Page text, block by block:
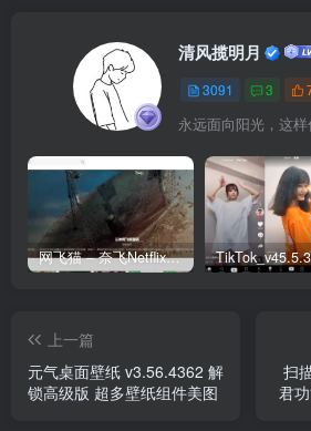
清风揽明月
3091 3
永远面向阳光，这
网飞猫 – 奈飞Netflix免费看
上一篇
元气桌面壁纸 v3.56.4362 解
锁高级版 超多壁纸组件美图
扫
君